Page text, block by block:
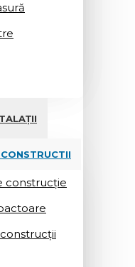
construcție